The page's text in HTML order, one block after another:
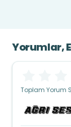
Yorumlar,
Toplam Yorum